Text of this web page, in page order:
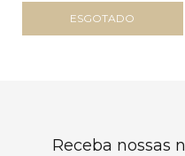
ESGOTADO
Receba nossas